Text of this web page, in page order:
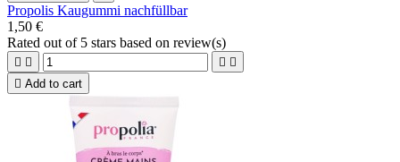
Propolis Kaugummi nachfüllbar
1,50 €
Rated out of 5 stars based on review(s)
   
 Add to cart